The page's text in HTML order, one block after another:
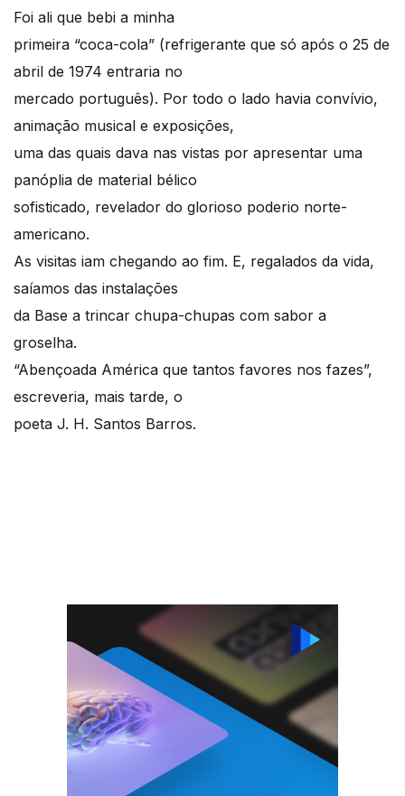
Foi ali que bebi a minha
primeira “coca-cola” (refrigerante que só após o 25 de
abril de 1974 entraria no
mercado português). Por todo o lado havia convívio,
animação musical e exposições,
uma das quais dava nas vistas por apresentar uma
panóplia de material bélico
sofisticado, revelador do glorioso poderio norte-
americano.
As visitas iam chegando ao fim. E, regalados da vida,
saíamos das instalações
da Base a trincar chupa-chupas com sabor a
groselha.
“Abençoada América que tantos favores nos fazes”,
escreveria, mais tarde, o
poeta J. H. Santos Barros.